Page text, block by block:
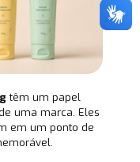
têm um papel
uma marca. Eles
em um ponto de